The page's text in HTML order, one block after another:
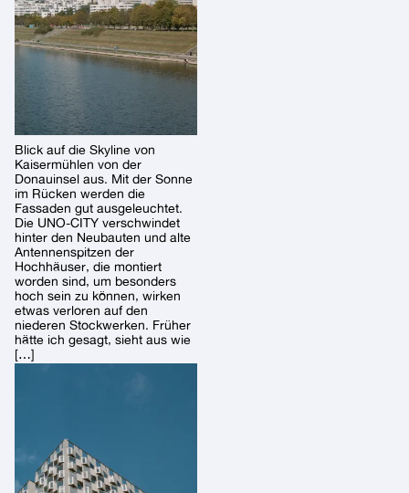
Blick auf die Skyline von
Kaisermühlen von der
Donauinsel aus. Mit der Sonne
im Rücken werden die
Fassaden gut ausgeleuchtet.
Die UNO-CITY verschwindet
hinter den Neubauten und alte
Antennenspitzen der
Hochhäuser, die montiert
worden sind, um besonders
hoch sein zu können, wirken
etwas verloren auf den
niederen Stockwerken. Früher
hätte ich gesagt, sieht aus wie
[…]